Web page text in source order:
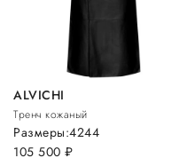
ALVICHI
Тренч кожаный
105 500 руб.
Размеры:4244